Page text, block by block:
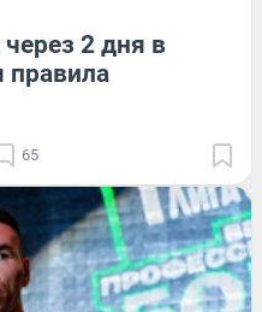
2 дня в
правила
65